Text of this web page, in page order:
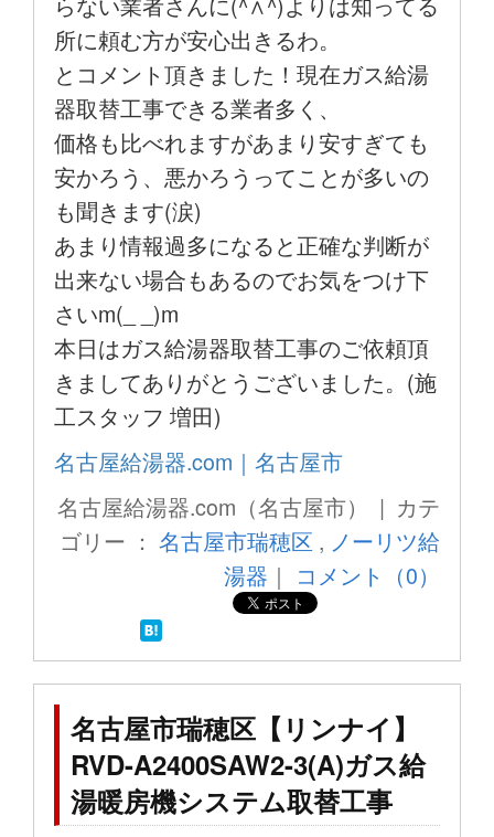
所に頼む方が安心出きるわ。
とコメント頂きました！現在ガス給湯
器取替工事できる業者多く、
価格も比べれますがあまり安すぎても
安かろう、悪かろうってことが多いの
も聞きます(涙)
あまり情報過多になると正確な判断が
出来ない場合もあるのでお気をつけ下
さいm(_ _)m
本日はガス給湯器取替工事のご依頼頂
きましてありがとうございました。(施
工スタッフ 増田)
名古屋給湯器.com｜名古屋市
名古屋給湯器.com（名古屋市） | カテ
ゴリー ： 名古屋市瑞穂区 , ノーリツ給
湯器 ｜ コメント（0）
名古屋市瑞穂区【リンナイ】
RVD-A2400SAW2-3(A)ガス給
湯暖房機システム取替工事